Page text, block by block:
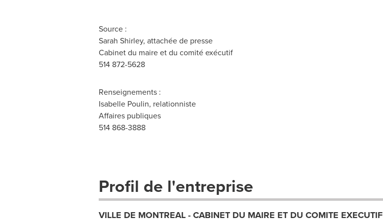
Source :
Sarah Shirley, attachée de presse
Cabinet du maire et du comité exécutif
514 872-5628
Renseignements :
Isabelle Poulin, relationniste
Affaires publiques
514 868-3888
Profil de l'entreprise
VILLE DE MONTREAL - CABINET DU MAIRE ET DU COMITE EXECUTIF